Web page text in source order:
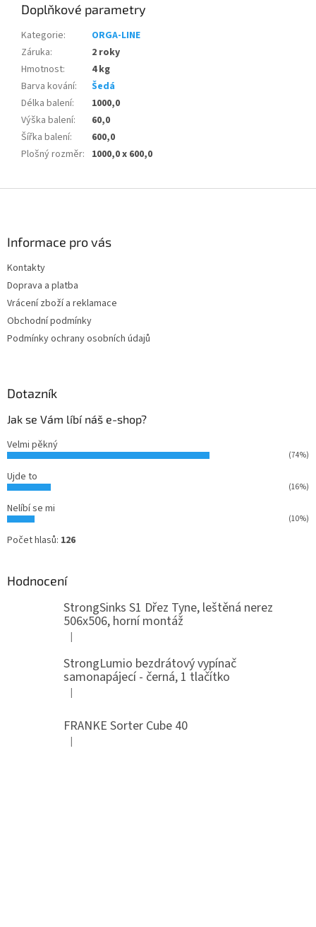
Doplňkové parametry
Kategorie:
ORGA-LINE
Záruka:
2 roky
Hmotnost:
4 kg
Barva kování:
Šedá
Délka balení:
1000,0
Výška balení:
60,0
Šířka balení:
600,0
Plošný rozměr: 1000,0 x 600,0
Informace pro vás
Kontakty
Doprava a platba
Vrácení zboží a reklamace
Obchodní podmínky
Podmínky ochrany osobních údajů
Dotazník
Jak se Vám líbí náš e-shop?
Velmi pěkný
(74%)
Ujde to
(16%)
Nelíbí se mi
(10%)
Počet hlasů: 126
Hodnocení
StrongSinks S1 Dřez Tyne, leštěná nerez
506x506, horní montáž
Hodnocení produktu je 5 z 5 hvězdiček.
|
StrongLumio bezdrátový vypínač
samonapájecí - černá, 1 tlačítko
Hodnocení produktu je 4 z 5 hvězdiček.
|
FRANKE Sorter Cube 40
Hodnocení produktu je 3 z 5 hvězdiček.
|